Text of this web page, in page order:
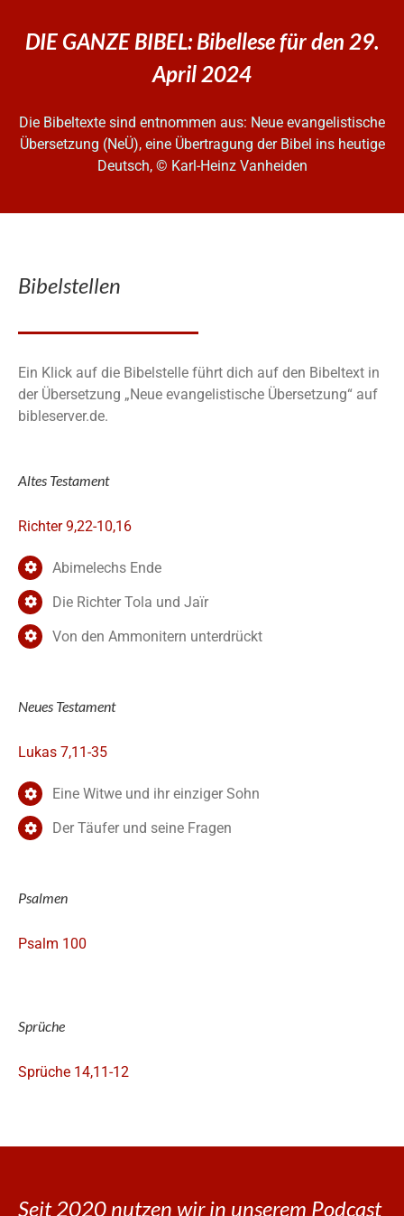
DIE GANZE BIBEL: Bibellese für den 29.
April 2024
Die Bibeltexte sind entnommen aus: Neue evangelistische
Übersetzung (NeÜ), eine Übertragung der Bibel ins heutige
Deutsch, © Karl-Heinz Vanheiden
Bibelstellen
Ein Klick auf die Bibelstelle führt dich auf den Bibeltext in
der Übersetzung „Neue evangelistische Übersetzung“ auf
bibleserver.de.
Altes Testament
Richter 9,22-10,16
Abimelechs Ende
Die Richter Tola und Jaïr
Von den Ammonitern unterdrückt
Neues Testament
Lukas 7,11-35
Eine Witwe und ihr einziger Sohn
Der Täufer und seine Fragen
Psalmen
Psalm 100
Sprüche
Sprüche 14,11-12
Seit 2020 nutzen wir in unserem Podcast